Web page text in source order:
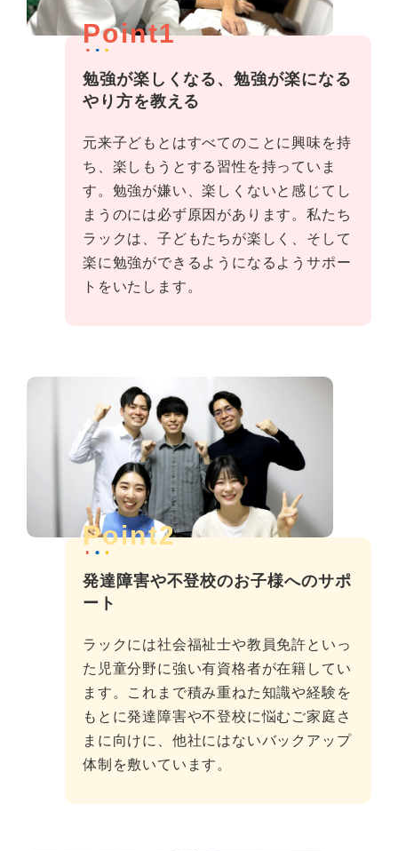
Point1
勉強が楽しくなる、勉強が楽になる
やり方を教える
元来子どもとはすべてのことに興味を持
ち、楽しもうとする習性を持っていま
す。勉強が嫌い、楽しくないと感じてし
まうのには必ず原因があります。私たち
ラックは、子どもたちが楽しく、そして
楽に勉強ができるようになるようサポー
トをいたします。
Point2
発達障害や不登校のお子様へのサポ
ート
ラックには社会福祉士や教員免許といっ
た児童分野に強い有資格者が在籍してい
ます。これまで積み重ねた知識や経験を
もとに発達障害や不登校に悩むご家庭さ
まに向けに、他社にはないバックアップ
体制を敷いています。